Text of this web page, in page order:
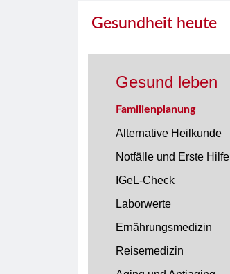
Gesundheit heute
Gesund leben
Familienplanung
Alternative Heilkunde
Notfälle und Erste Hilfe
IGeL-Check
Laborwerte
Ernährungsmedizin
Reisemedizin